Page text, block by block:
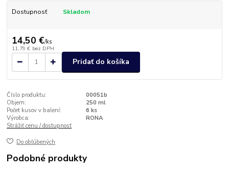
Dostupnosť Skladom
14,50 €/ks
11,79 € bez DPH
Pridať do košíka
Číslo produktu:
00051b
Objem:
250 ml
Počet kusov v balení:
6 ks
Výrobca:
RONA
Strážiť cenu / dostupnosť
Do obľúbených
Podobné produkty